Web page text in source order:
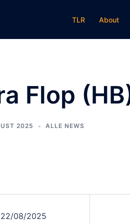
TLR About
Flop
2025 ALLE NEWS
22/08/2025